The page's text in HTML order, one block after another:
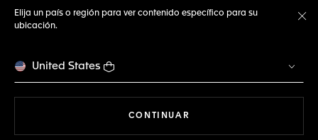
Elija un país o región para ver contenido específico para su
ubicación.
United States
CONTINUAR